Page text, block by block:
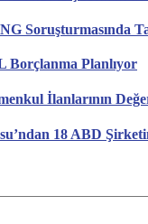
Soruşturmasında
Borçlanma Planlıyor
İlanlarının
18 ABD